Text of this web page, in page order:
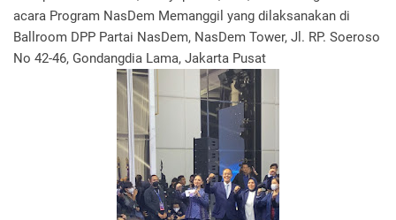
acara Program NasDem Memanggil yang dilaksanakan di
Ballroom DPP Partai NasDem, NasDem Tower, Jl. RP. Soeroso
No 42-46, Gondangdia Lama, Jakarta Pusat